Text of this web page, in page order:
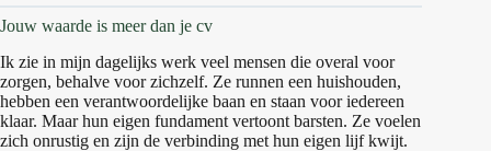
Jouw waarde is meer dan je cv
Ik zie in mijn dagelijks werk veel mensen die overal voor
zorgen, behalve voor zichzelf. Ze runnen een huishouden,
hebben een verantwoordelijke baan en staan voor iedereen
klaar. Maar hun eigen fundament vertoont barsten. Ze voelen
zich onrustig en zijn de verbinding met hun eigen lijf kwijt.